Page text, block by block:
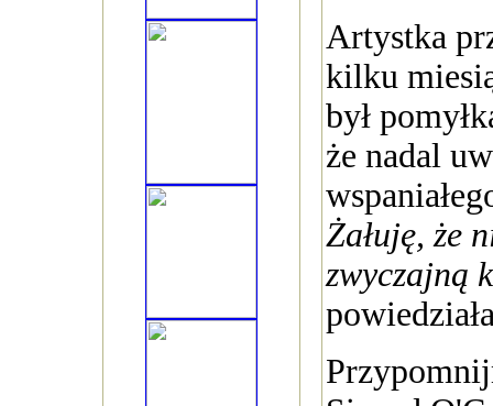
Artystka
kilku
był
że nadal
Żałuję, że
zwyczajną